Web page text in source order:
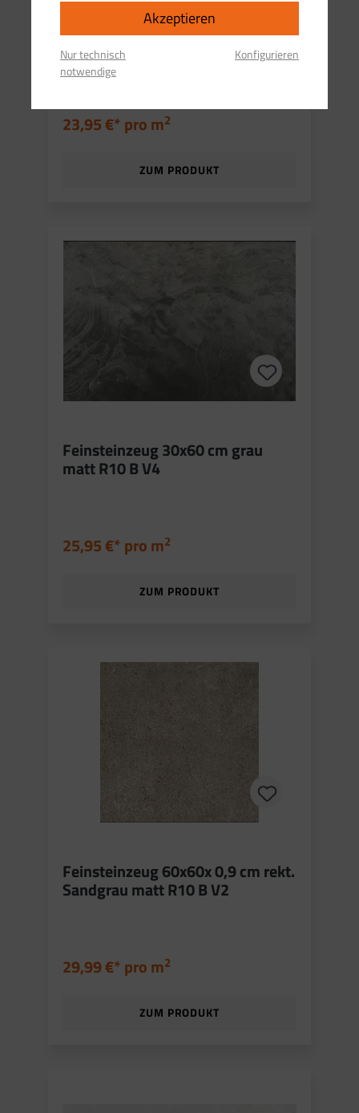
Feinsteinzeug 15x60,5 cm 8,5mm
grau V3( Aktionsfliese )
23,95 €* pro m2
ZUM PRODUKT
Feinsteinzeug 30x60 cm grau
matt R10 B V4
25,95 €* pro m2
ZUM PRODUKT
Feinsteinzeug 60x60x 0,9 cm rekt.
Sandgrau matt R10 B V2
29,99 €* pro m2
ZUM PRODUKT
Akzeptieren
Nur technisch
notwendige
Konfigurieren